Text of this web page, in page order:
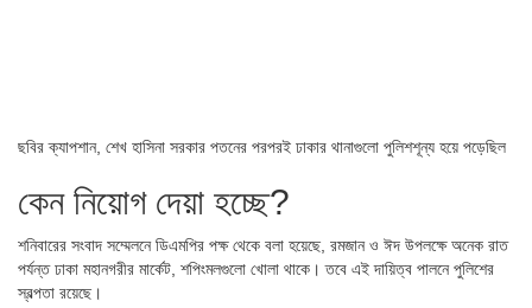
ছবির ক্যাপশান, শেখ হাসিনা সরকার পতনের পরপরই ঢাকার থানাগুলো পুলিশশূন্য হয়ে পড়েছিল
কেন নিয়োগ দেয়া হচ্ছে?
শনিবারের সংবাদ সম্মেলনে ডিএমপির পক্ষ থেকে বলা হয়েছে, রমজান ও ঈদ উপলক্ষে অনেক রাত
পর্যন্ত ঢাকা মহানগরীর মার্কেট, শপিংমলগুলো খোলা থাকে। তবে এই দায়িত্ব পালনে পুলিশের
স্বল্পতা রয়েছে।